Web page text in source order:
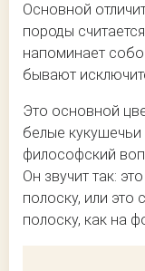
Основной
породы
напоминает
бывают
Это основной
белые
философский
Он звучит так:
полоску, или
полоску, как на